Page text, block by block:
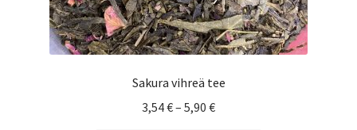
Sakura vihreä tee
3,54€– 5,90 €Hintaluokka: